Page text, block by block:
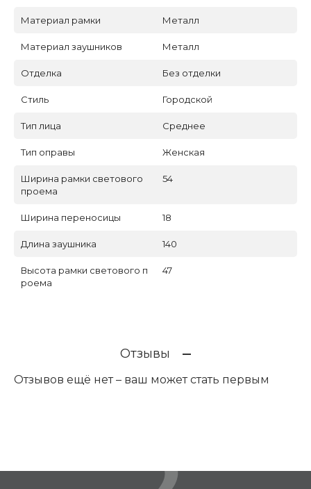
Материал рамки Металл
Материал заушников Металл
Отделка Без отделки
Стиль Городской
Тип лица Среднее
Тип оправы Женская
Ширина рамки светового
проема
54
Ширина переносицы 18
Длина заушника 140
Высота рамки светового п
роема
47
Отзывы
Отзывов ещё нет – ваш может стать первым